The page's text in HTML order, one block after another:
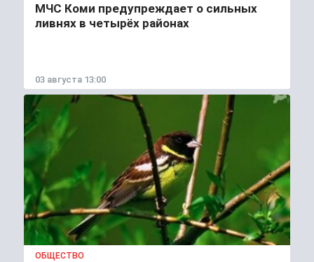
МЧС Коми предупреждает о сильных
ливнях в четырёх районах
03 августа 13:00
ОБЩЕСТВО